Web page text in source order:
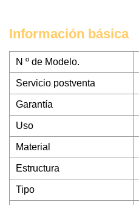
Información básica
N º de Modelo.
Servicio postventa
Garantía
Uso
Material
Estructura
Tipo